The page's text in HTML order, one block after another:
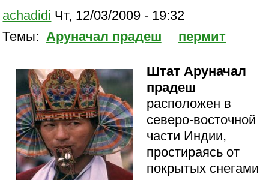
achadidi Чт, 12/03/2009 - 19:32
Темы: Аруначал прадеш пермит
Штат Аруначал
прадеш
расположен в
северо-восточной
части Индии,
простираясь от
покрытых снегами